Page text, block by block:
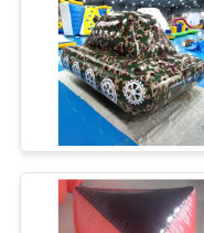
ZITAT
SITEMAP
PRIVACY
POLICY